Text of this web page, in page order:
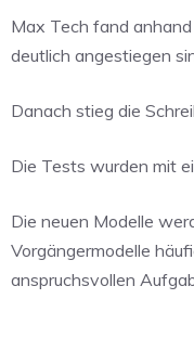
Max Tech fand
deutlich angestiegen
Danach stieg die
Die Tests wurden mit
Die neuen Modelle
Vorgängermodelle
anspruchsvollen